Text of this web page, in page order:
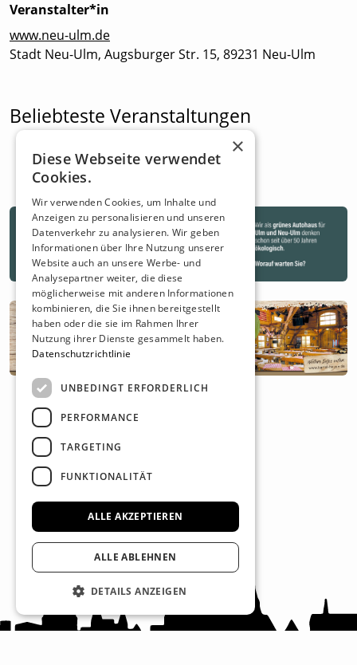
Veranstalter*in
www.neu-ulm.de
Stadt Neu-Ulm, Augsburger Str. 15, 89231 Neu-Ulm
Beliebteste Veranstaltungen
×
Diese Webseite verwendet
Cookies.
Wir verwenden Cookies, um Inhalte und
Anzeigen zu personalisieren und unseren
Datenverkehr zu analysieren. Wir geben
Informationen über Ihre Nutzung unserer
Website auch an unsere Werbe- und
Analysepartner weiter, die diese
möglicherweise mit anderen Informationen
kombinieren, die Sie ihnen bereitgestellt
haben oder die sie im Rahmen Ihrer
Nutzung ihrer Dienste gesammelt haben.
Datenschutzrichtlinie
UNBEDINGT ERFORDERLICH
PERFORMANCE
TARGETING
FUNKTIONALITÄT
ALLE AKZEPTIEREN
ALLE ABLEHNEN
DETAILS ANZEIGEN